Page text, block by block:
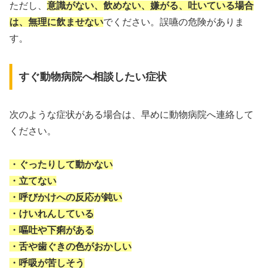
ただし、 意識がない、飲めない、嫌がる、吐いている場合
は、無理に飲ませないでください。誤嚥の危険がありま
す。
すぐ動物病院へ相談したい症状
次のような症状がある場合は、早めに動物病院へ連絡して
ください。
・ぐったりして動かない
・立てない
・呼びかけへの反応が鈍い
・けいれんしている
・嘔吐や下痢がある
・舌や歯ぐきの色がおかしい
・呼吸が苦しそう